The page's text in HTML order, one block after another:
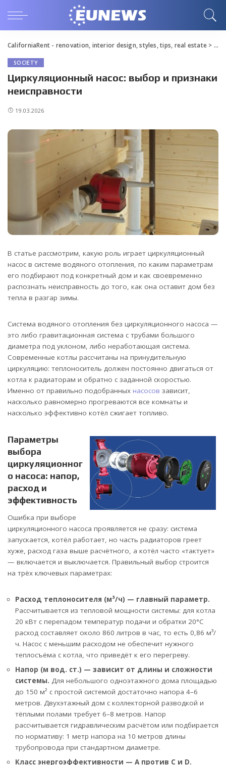
CaliforniaRent - renovation, interior design, styles, tips, real estate>
SOCIETY
Циркуляционный насос: выбор и признаки
неисправности
19.03.2026
В статье рассмотрим, какую роль играет циркуляционный
насос в системе водяного отопления, по каким параметрам
его подбирают под конкретный дом и как своевременно
распознать неисправность до того, как она оставит дом без
тепла в разгар зимы.
Система водяного отопления без циркуляционного насоса —
это либо гравитационная система с трубами большого
диаметра под уклоном, либо неработающая система.
Современные котлы рассчитаны на принудительную
циркуляцию: теплоноситель должен постоянно двигаться от
котла к радиаторам и обратно с заданной скоростью.
Именно от правильно подобранных насосов зависит,
насколько равномерно прогреваются все комнаты и
насколько эффективно котёл сжигает топливо.
Параметры
выбора
циркуляционног
о насоса: напор,
расход и
эффективность
Ошибка при выборе
циркуляционного насоса проявляется не сразу: система
запускается, котёл работает, но часть радиаторов греет
хуже, расход газа выше расчётного, а котёл часто «тактует»
— включается и выключается. Правильный выбор строится
на трёх ключевых параметрах:
Расход теплоносителя (м³/ч) — главный параметр.
Рассчитывается из тепловой мощности системы: для котла
20 кВт с перепадом температур подачи и обратки 20°C
расход составляет около 860 литров в час, то есть 0,86 м³/
ч. Насос с меньшим расходом не обеспечит нужного
теплосъёма с котла, что приведёт к его перегреву.
Напор (м вод. ст.) — зависит от длины и сложности
системы. Для небольшого одноэтажного дома площадью
до 150 м² с простой системой достаточно напора 4–6
метров. Двухэтажный дом с коллекторной разводкой и
тёплыми полами требует 6–8 метров. Напор
рассчитывается гидравлическим расчётом или подбирается
по нормативу: 1 метр напора на 10 метров длины
трубопровода при стандартном диаметре.
Класс энергоэффективности — A против C и D.